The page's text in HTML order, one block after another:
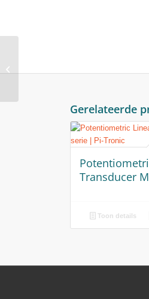
Gerelateerde
Transducer
Toon details
Transducer MMS33